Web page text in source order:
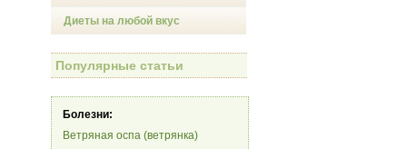
Диеты на любой вкус
Популярные статьи
Болезни:
Ветряная оспа (ветрянка)